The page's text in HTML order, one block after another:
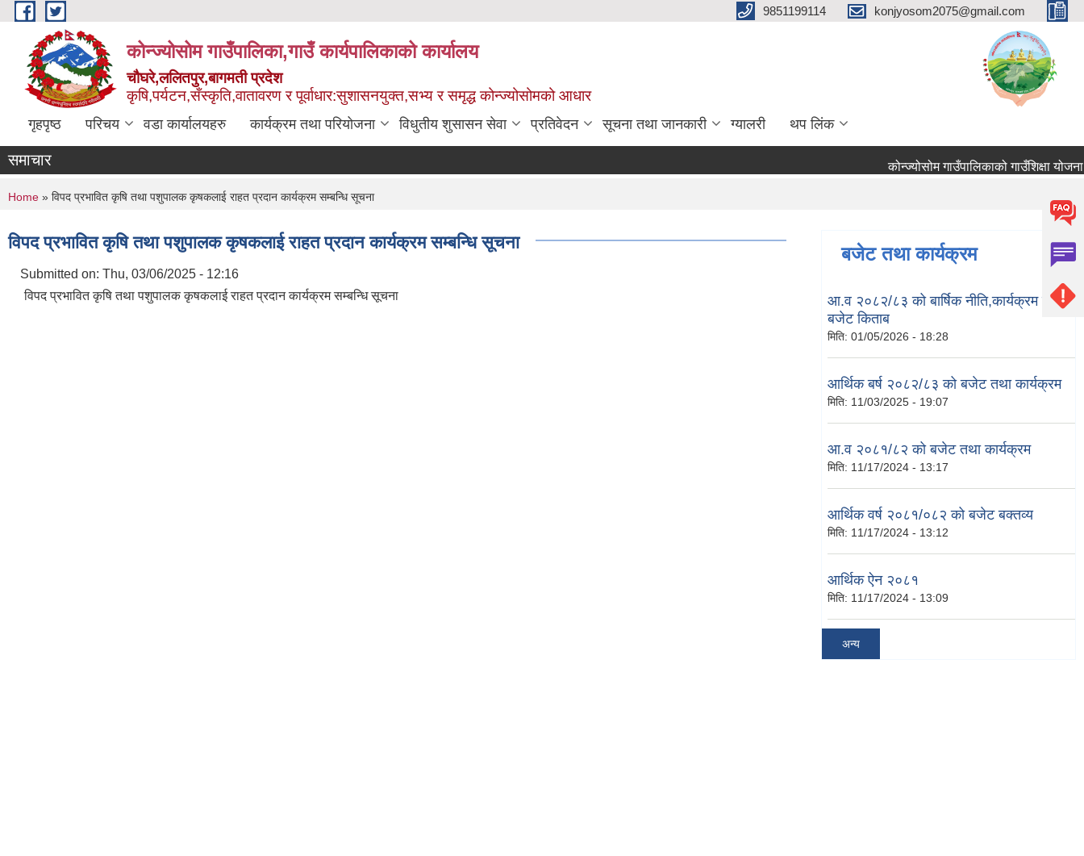
Skip to main content 9851199114 konjyosom2075@gmail.com
कोन्ज्योसोम गाउँपालिका,गाउँ कार्यपालिकाको कार्यालय
चौघरे,ललितपुर,बागमती प्रदेश
कृषि,पर्यटन,सँस्कृति,वातावरण र पूर्वाधार:सुशासनयुक्त,सभ्य र समृद्ध कोन्ज्योसोमको आधार
गृहपृष्ठ परिचय वडा कार्यालयहरु कार्यक्रम तथा परियोजना विधुतीय शुसासन सेवा प्रतिवेदन सूचना तथा जानकारी ग्यालरी थप लिंक
समाचार कोन्ज्योसोम गाउँपालिकाको गाउँशिक्षा योजना
You are here
Home » विपद प्रभावित कृषि तथा पशुपालक कृषकलाई राहत प्रदान कार्यक्रम सम्बन्धि सूचना
विपद प्रभावित कृषि तथा पशुपालक कृषकलाई राहत प्रदान कार्यक्रम सम्बन्धि सूचना
Submitted on: Thu, 03/06/2025 - 12:16
विपद प्रभावित कृषि तथा पशुपालक कृषकलाई राहत प्रदान कार्यक्रम सम्बन्धि सूचना
बजेट तथा कार्यक्रम
आ.व २०८२/८३ को बार्षिक नीति,कार्यक्रम तथा
बजेट किताब
मिति: 01/05/2026 - 18:28
आर्थिक बर्ष २०८२/८३ को बजेट तथा कार्यक्रम
मिति: 11/03/2025 - 19:07
आ.व २०८१/८२ को बजेट तथा कार्यक्रम
मिति: 11/17/2024 - 13:17
आर्थिक वर्ष २०८१/०८२ को बजेट बक्तव्य
मिति: 11/17/2024 - 13:12
आर्थिक ऐन २०८१
मिति: 11/17/2024 - 13:09
अन्य